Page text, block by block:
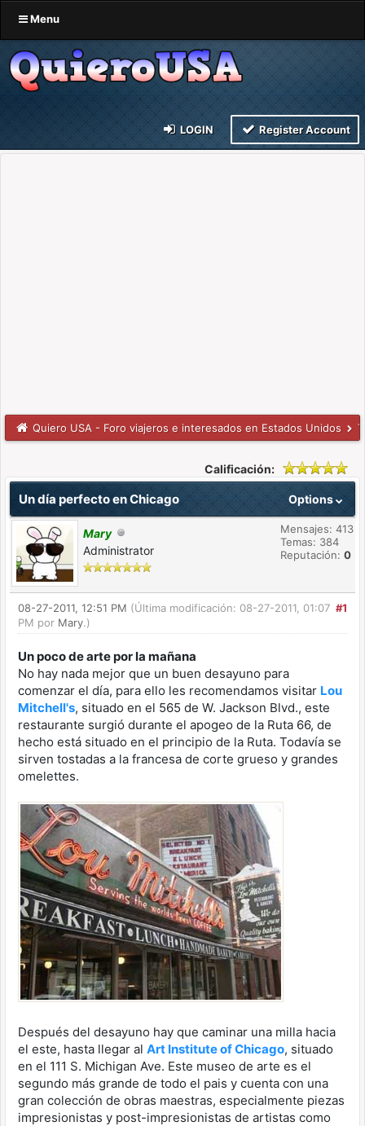
Menu
LOGIN Register Account
Quiero USA - Foro viajeros e interesados en Estados Unidos
Calificación:
Options
Un día perfecto en Chicago
Mary
Administrator
Mensajes: 413
Temas: 384
Reputación: 0
#1
08-27-2011, 12:51 PM (Última modificación: 08-27-2011, 01:07
PM por Mary.)
Un poco de arte por la mañana
No hay nada mejor que un buen desayuno para
comenzar el día, para ello les recomendamos visitar Lou
Mitchell's, situado en el 565 de W. Jackson Blvd., este
restaurante surgió durante el apogeo de la Ruta 66, de
hecho está situado en el principio de la Ruta. Todavía se
sirven tostadas a la francesa de corte grueso y grandes
omelettes.
Después del desayuno hay que caminar una milla hacia
el este, hasta llegar al Art Institute of Chicago, situado
en el 111 S. Michigan Ave. Este museo de arte es el
segundo más grande de todo el pais y cuenta con una
gran colección de obras maestras, especialmente piezas
impresionistas y post-impresionistas de artistas como